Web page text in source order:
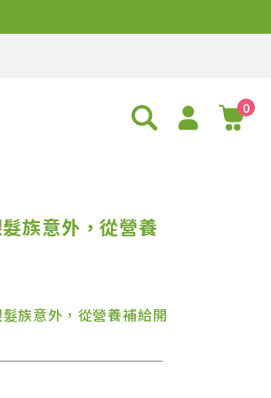
0
族意外，從營養
族意外，從營養補給開